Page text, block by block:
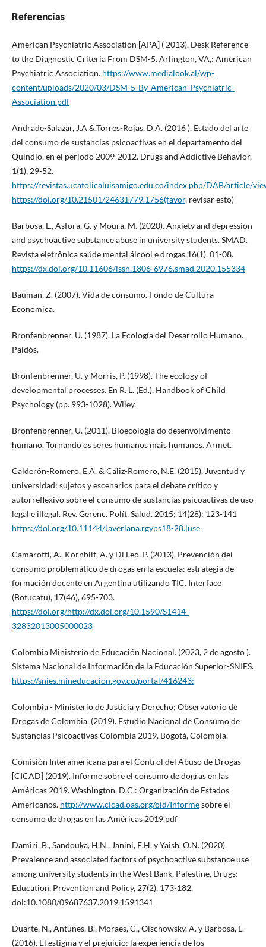
Referencias
American Psychiatric Association [APA] ( 2013). Desk Reference
to the Diagnostic Criteria From DSM-5. Arlington, VA,: American
Psychiatric Association. https://www.medialook.al/wp-
content/uploads/2020/03/DSM-5-By-American-Psychiatric-
Association.pdf
Andrade-Salazar, J.A &.Torres-Rojas, D.A. (2016 ). Estado del arte
del consumo de sustancias psicoactivas en el departamento del
Quindío, en el periodo 2009-2012. Drugs and Addictive Behavior,
1(1), 29-52.
https://revistas.ucatolicaluisamigo.edu.co/index.php/DAB/article/
https://doi.org/10.21501/24631779.1756(favor, revisar esto)
Barbosa, L., Asfora, G. y Moura, M. (2020). Anxiety and depression
and psychoactive substance abuse in university students. SMAD.
Revista eletrônica saúde mental álcool e drogas,16(1), 01-08.
https://dx.doi.org/10.11606/issn.1806-6976.smad.2020.155334
Bauman, Z. (2007). Vida de consumo. Fondo de Cultura
Economica.
Bronfenbrenner, U. (1987). La Ecología del Desarrollo Humano.
Paidós.
Bronfenbrenner, U. y Morris, P. (1998). The ecology of
developmental processes. En R. L. (Ed.), Handbook of Child
Psychology (pp. 993-1028). Wiley.
Bronfenbrenner, U. (2011). Bioecología do desenvolvimento
humano. Tornando os seres humanos mais humanos. Armet.
Calderón-Romero, E.A. & Cáliz-Romero, N.E. (2015). Juventud y
universidad: sujetos y escenarios para el debate crítico y
autorreflexivo sobre el consumo de sustancias psicoactivas de uso
legal e illegal. Rev. Gerenc. Polít. Salud. 2015; 14(28): 123-141
https://doi.org/10.11144/Javeriana.rgyps18-28.juse
Camarotti, A., Kornblit, A. y Di Leo, P. (2013). Prevención del
consumo problemático de drogas en la escuela: estrategia de
formación docente en Argentina utilizando TIC. Interface
(Botucatu), 17(46), 695-703.
https://doi.org/http://dx.doi.org/10.1590/S1414-
32832013005000023
Colombia Ministerio de Educación Nacional. (2023, 2 de agosto ).
Sistema Nacional de Información de la Educación Superior-SNIES.
https://snies.mineducacion.gov.co/portal/416243:
Colombia - Ministerio de Justicia y Derecho; Observatorio de
Drogas de Colombia. (2019). Estudio Nacional de Consumo de
Sustancias Psicoactivas Colombia 2019. Bogotá, Colombia.
Comisión Interamericana para el Control del Abuso de Drogas
[CICAD] (2019). Informe sobre el consumo de dogras en las
Américas 2019. Washington, D.C.: Organización de Estados
Americanos. http://www.cicad.oas.org/oid/Informesobre el
consumo de drogas en las Américas 2019.pdf
Damiri, B., Sandouka, H.N., Janini, E.H. y Yaish, O.N. (2020).
Prevalence and associated factors of psychoactive substance use
among university students in the West Bank, Palestine, Drugs:
Education, Prevention and Policy, 27(2), 173-182.
doi:10.1080/09687637.2019.1591341
Duarte, N., Antunes, B., Moraes, C., Olschowsky, A. y Barbosa, L.
(2016). El estigma y el prejuicio: la experiencia de los